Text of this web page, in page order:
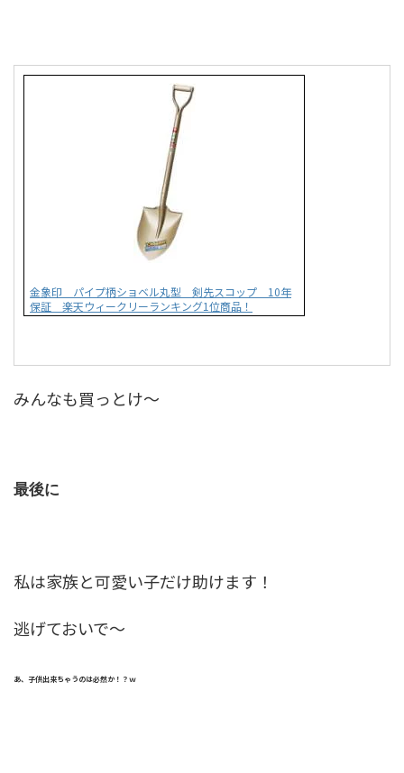
金象印 パイプ柄ショベル丸型 剣先スコップ 10年
保証 楽天ウィークリーランキング1位商品！
みんなも買っとけ～
最後に
私は家族と可愛い子だけ助けます！
逃げておいで～
あ、子供出来ちゃうのは必然か！？ｗ